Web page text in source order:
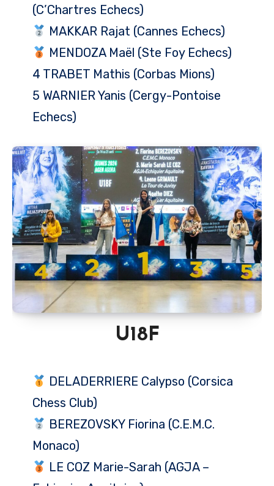
(C’Chartres Echecs)
MAKKAR Rajat (Cannes Echecs)
MENDOZA Maël (Ste Foy Echecs)
4 TRABET Mathis (Corbas Mions)
5 WARNIER Yanis (Cergy-Pontoise
Echecs)
U18F
DELADERRIERE Calypso (Corsica
Chess Club)
BEREZOVSKY Fiorina (C.E.M.C.
Monaco)
LE COZ Marie-Sarah (AGJA –